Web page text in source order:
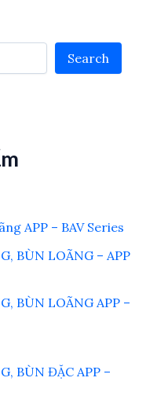
Search
APP – BAV Series
BÙN LOÃNG – APP
BÙN LOÃNG APP –
BÙN ĐẶC APP –